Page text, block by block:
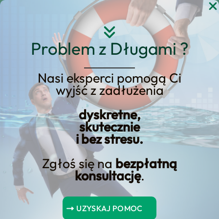
Problem z Długami ?
Nasi eksperci pomogą Ci
wyjść z zadłużenia
dyskretne,
skutecznie
i bez stresu.
Zgłoś się na bezpłatną
konsultację.
UZYSKAJ POMOC
Przejdź
Strona główna
Blog Kredyt123.pl
pożyczki zagraniczne
pożyczki zagraniczne
prywatne
Spis Treści Pożyczki zagraniczne prywatne – co warto
wiedzieć? Korzyści z pożyczek zagranicznych
prywatnych Wady pożyczek zagranicznych